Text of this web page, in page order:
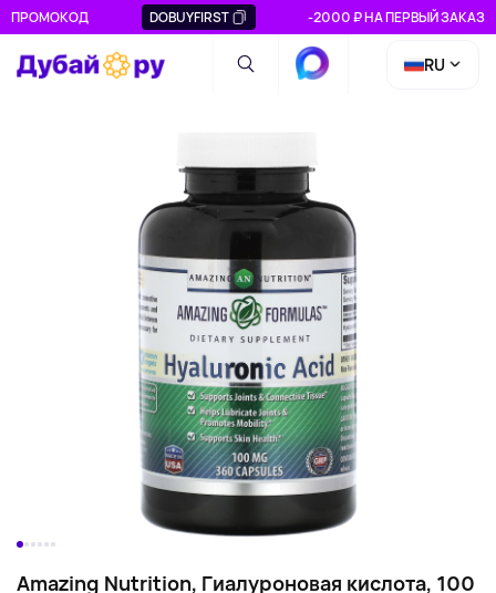
ПРОМОКОД DOBUYFIRST -2000 ₽ НА ПЕРВЫЙ ЗАКАЗ
RU
Amazing Nutrition, Гиалуроновая кислота, 100